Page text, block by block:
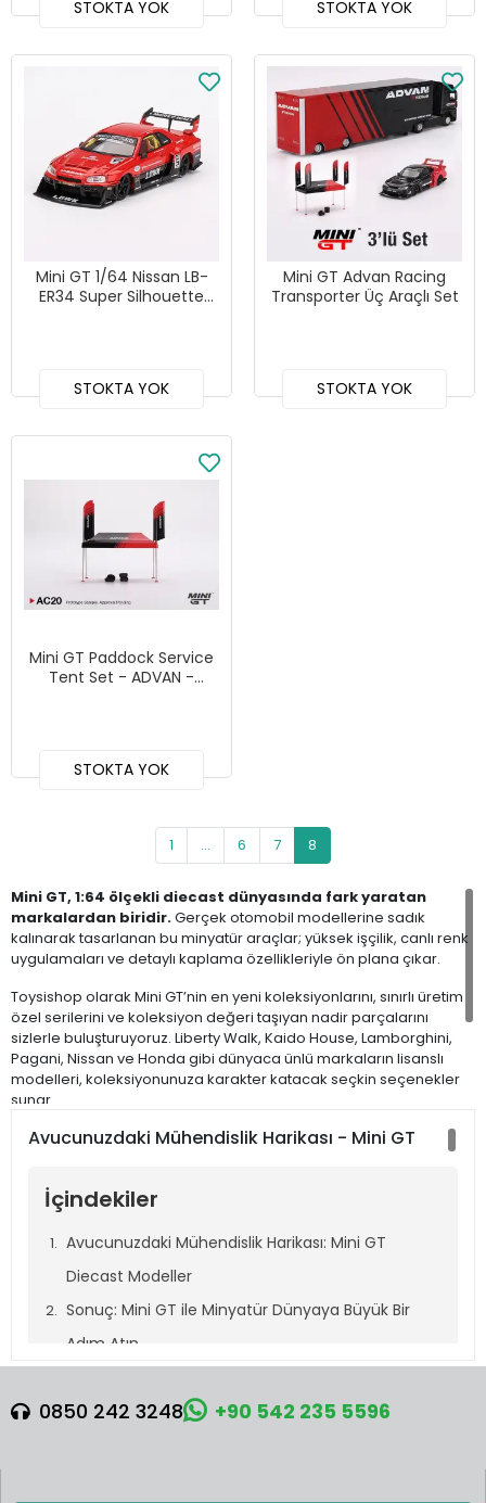
STOKTA YOK STOKTA YOK
Mini GT 1/64 Nissan LB-
ER34 Super Silhouette
STOKTA YOK
Mini GT Advan Racing
Transporter Üç Araçlı Set
STOKTA YOK
Mini GT Paddock Service
Tent Set - ADVAN -
STOKTA YOK
1 ... 6 7 8
Mini GT, 1:64 ölçekli diecast dünyasında fark yaratan
markalardan biridir.Gerçek otomobil modellerine sadık
kalınarak tasarlanan bu minyatür araçlar; yüksek işçilik, canlı renk
uygulamaları ve detaylı kaplama özellikleriyle ön plana çıkar.
Toysishop olarak Mini GT’nin en yeni koleksiyonlarını, sınırlı üretim
özel serilerini ve koleksiyon değeri taşıyan nadir parçalarını
sizlerle buluşturuyoruz. Liberty Walk, Kaido House, Lamborghini,
Pagani, Nissan ve Honda gibi dünyaca ünlü markaların lisanslı
modelleri, koleksiyonunuza karakter katacak seçkin seçenekler
sunar.
İster ilk modelinizi arıyor olun, ister koleksiyonunuzu genişletmek
arıyorsanız doğru yerdesiniz.
Avucunuzdaki Mühendislik Harikası - Mini GT
İçindekiler
Avucunuzdaki Mühendislik Harikası: Mini GT
Diecast Modeller
Sonuç: Mini GT ile Minyatür Dünyaya Büyük Bir
Adım Atın
Avucunuzdaki Mühendislik Harikası: Mini GT
0850 242 3248 +90 542 235 5596